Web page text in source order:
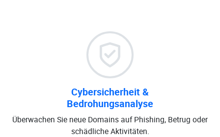
Cybersicherheit &
Bedrohungsanalyse
Überwachen Sie neue Domains auf Phishing, Betrug oder
schädliche Aktivitäten.